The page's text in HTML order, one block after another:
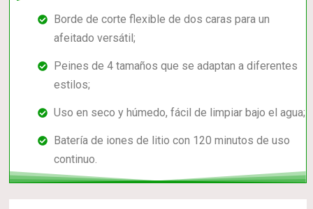
Borde de corte flexible de dos caras para un
afeitado versátil;
Peines de 4 tamaños que se adaptan a diferentes
estilos;
Uso en seco y húmedo, fácil de limpiar bajo el agua;
Batería de iones de litio con 120 minutos de uso
continuo.